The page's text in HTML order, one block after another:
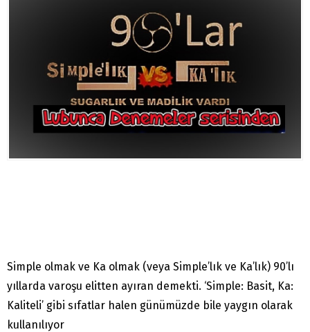
Simple olmak ve Ka olmak (veya Simple’lık ve Ka’lık) 90’lı
yıllarda varoşu elitten ayıran demekti. ‘Simple: Basit, Ka:
Kaliteli’ gibi sıfatlar halen günümüzde bile yaygın olarak
kullanılıyor